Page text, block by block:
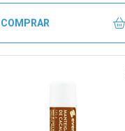
COMPRAR
Menos